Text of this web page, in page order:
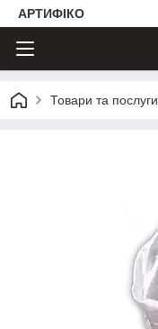
АРТИФІКО
Товари та послуги